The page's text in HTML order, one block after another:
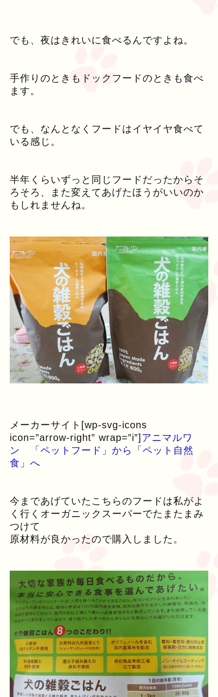
でも、夜はきれいに食べるんですよね。
手作りのときもドックフードのときも食べ
ます。
でも、なんとなくフードはイヤイヤ食べて
いる感じ。
半年くらいずっと同じフードだったからそ
ろそろ、また変えてあげたほうがいいのか
もしれませんね。
メーカーサイト[wp-svg-icons
icon=”arrow-right” wrap=”i”] アニマルワ
ン 「ペットフード」から「ペット自然
食」へ
今まであげていたこちらのフードは私がよ
く行くオーガニックスーパーでたまたまみ
つけて
原材料が良かったので購入しました。